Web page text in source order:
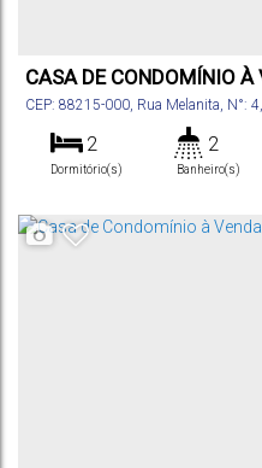
CASA DE CONDOMÍNIO À
CEP: 88215-000, Rua Melanita, N°: 4,
2
Dormitório(s)
2
Banheiro(s)
Total: Vaga(s)